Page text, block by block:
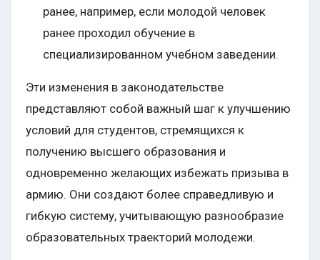
ранее, например, если молодой человек
ранее проходил обучение в
специализированном учебном заведении.
Эти изменения в законодательстве
представляют собой важный шаг к улучшению
условий для студентов, стремящихся к
получению высшего образования и
одновременно желающих избежать призыва в
армию. Они создают более справедливую и
гибкую систему, учитывающую разнообразие
образовательных траекторий молодежи.